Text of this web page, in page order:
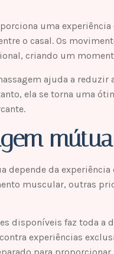
uma
o casal. Os
criando um
ajuda a
ela se torna uma
depende da
muscular, outras
disponíveis faz toda a
experiências